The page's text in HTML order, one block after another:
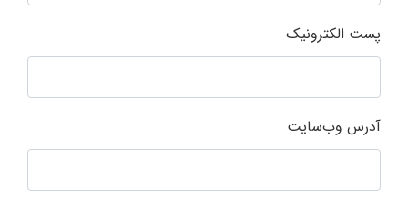
پست الکترونیک
آدرس وب‌سایت